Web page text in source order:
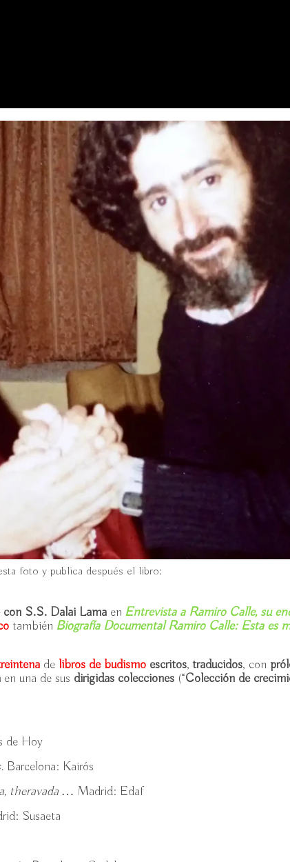
foto y publica después el libro:
S.S. Dalai Lama en Entrevista a Ramiro Calle, su
también Biografía Documental Ramiro Calle: Esta es
de libros de budismo escritos, traducidos, con
en una de sus dirigidas colecciones (“Colección de
de Hoy
Barcelona: Kairós
theravada … Madrid: Edaf
Susaeta